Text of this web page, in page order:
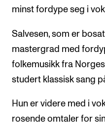
minst fordype seg i
Salvesen, som er
mastergrad med
folkemusikk fra
studert klassisk sang
Hun er videre med i
rosende omtaler for